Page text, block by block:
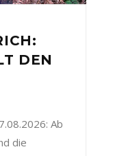
DEN
Ab
die